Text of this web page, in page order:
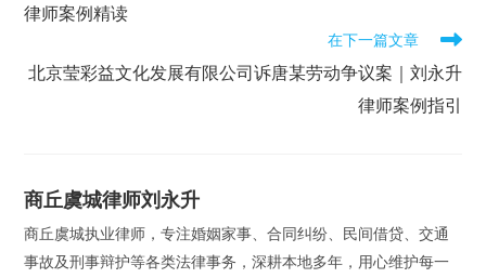
律师案例精读
在下一篇文章
北京莹彩益文化发展有限公司诉唐某劳动争议案｜刘永升
律师案例指引
商丘虞城律师刘永升
商丘虞城执业律师，专注婚姻家事、合同纠纷、民间借贷、交通
事故及刑事辩护等各类法律事务，深耕本地多年，用心维护每一